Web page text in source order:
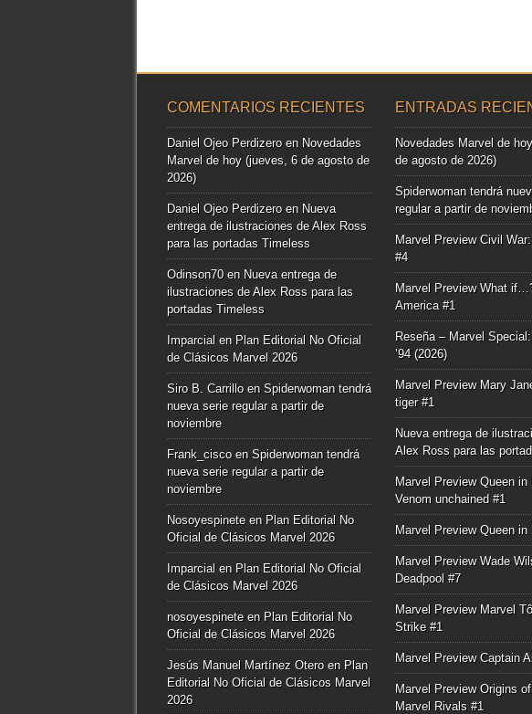
COMENTARIOS RECIENTES
Daniel Ojeo Perdizeroen Novedades
Marvel de hoy (jueves, 6 de agosto de
2026)
Daniel Ojeo Perdizeroen Nueva
entrega de ilustraciones de Alex Ross
para las portadas Timeless
Odinson70en Nueva entrega de
ilustraciones de Alex Ross para las
portadas Timeless
Imparcial en Plan Editorial No Oficial
de Clásicos Marvel 2026
Siro B. Carrilloen Spiderwoman tendrá
nueva serie regular a partir de
noviembre
Frank_ciscoen Spiderwoman tendrá
nueva serie regular a partir de
noviembre
Nosoyespineteen Plan Editorial No
Oficial de Clásicos Marvel 2026
Imparcial en Plan Editorial No Oficial
de Clásicos Marvel 2026
nosoyespineteen Plan Editorial No
Oficial de Clásicos Marvel 2026
Jesús Manuel Martínez Oteroen Plan
Editorial No Oficial de Clásicos Marvel
2026
ENTRADAS
Novedades Marvel de
de agosto de 2026)
Spiderwoman tendrá
regular a partir de
Marvel Preview Civil
#4
Marvel Preview What
America #1
Reseña – Marvel
’94 (2026)
Marvel Preview Mary
tiger #1
Nueva entrega de
Alex Ross para las
Marvel Preview Queen in
Venom unchained #1
Marvel Preview Queen
Marvel Preview Wade
Deadpool #7
Marvel Preview Marvel
Strike #1
Marvel Preview Captain
Marvel Preview Origins
Marvel Rivals #1